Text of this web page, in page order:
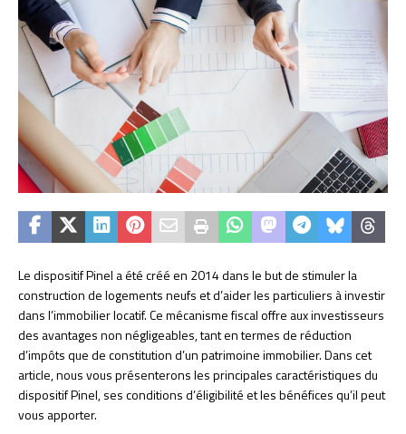
Le dispositif Pinel a été créé en 2014 dans le but de stimuler la
construction de logements neufs et d’aider les particuliers à investir
dans l’immobilier locatif. Ce mécanisme fiscal offre aux investisseurs
des avantages non négligeables, tant en termes de réduction
d’impôts que de constitution d’un patrimoine immobilier. Dans cet
article, nous vous présenterons les principales caractéristiques du
dispositif Pinel, ses conditions d’éligibilité et les bénéfices qu’il peut
vous apporter.